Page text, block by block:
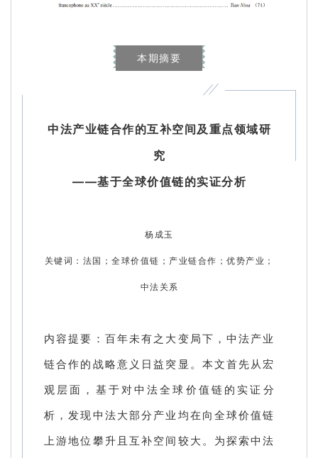
本期摘要
中法产业链合作的互补空间及重点领域研
究
——基于全球价值链的实证分析
杨成玉
关键词：法国；全球价值链；产业链合作；优势产业；
中法关系
内容提要：百年未有之大变局下，中法产业
链合作的战略意义日益突显。本文首先从宏
观层面，基于对中法全球价值链的实证分
析，发现中法大部分产业均在向全球价值链
上游地位攀升且互补空间较大。为探索中法